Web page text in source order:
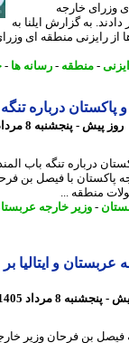
خارجه
به گزارش ایلنا به
رایزنی منطقه ای وزرای
- منطقه-رسانه ها-
درباره تنگه
با فیصل بن
منطقه ...
-وزیر خارجه عربستان
و ایتالیا
بن فرحان وزیر خارجه